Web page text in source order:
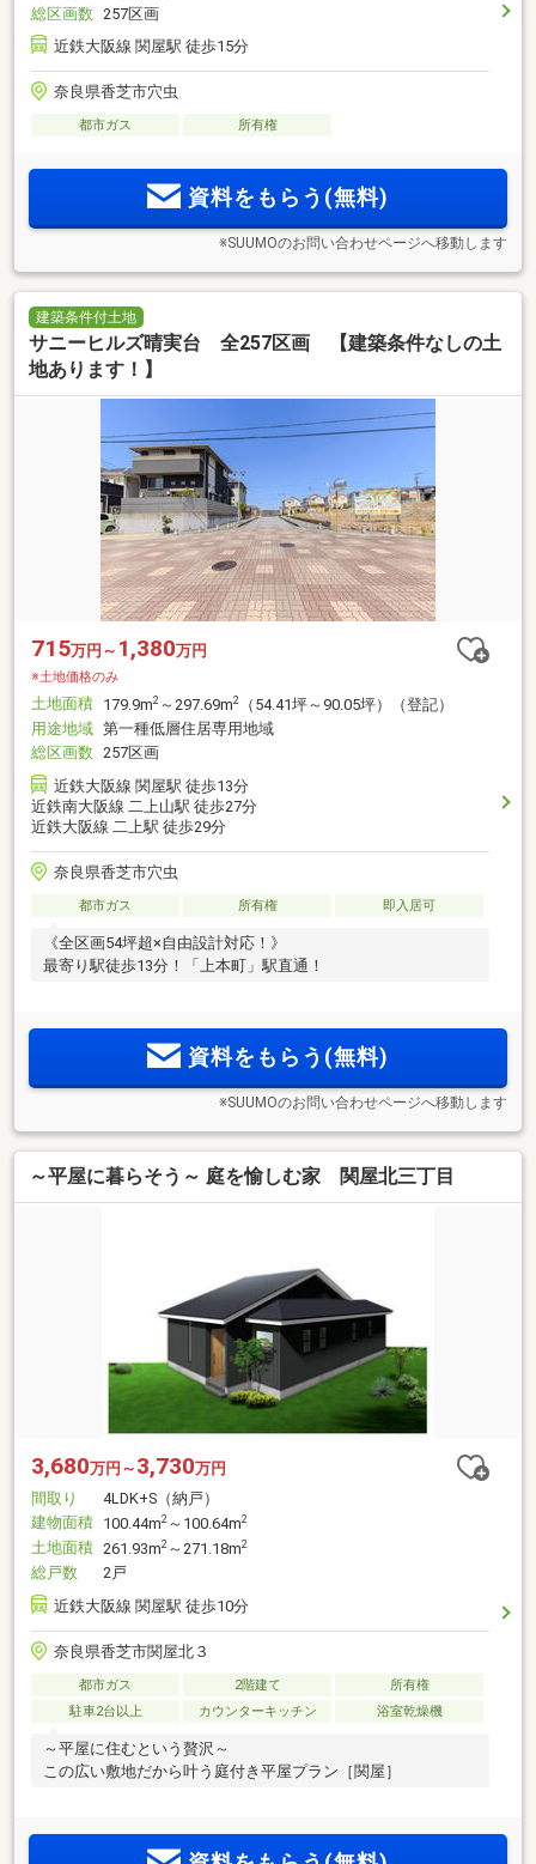
総区画数 257区画
近鉄大阪線 関屋駅 徒歩15分
奈良県香芝市穴虫
都市ガス 所有権
資料をもらう(無料)
※SUUMOのお問い合わせページへ移動します
建築条件付土地
サニーヒルズ晴実台 全257区画 【建築条件なしの土
地あります！】
715万円～ 1,380万円
※土地価格のみ
土地面積 179.9m2 ～297.69m2
（54.41坪～90.05坪）（登記）
用途地域 第一種低層住居専用地域
総区画数 257区画
近鉄大阪線 関屋駅 徒歩13分
近鉄南大阪線 二上山駅 徒歩27分
近鉄大阪線 二上駅 徒歩29分
奈良県香芝市穴虫
都市ガス 所有権 即入居可
《全区画54坪超×自由設計対応！》
最寄り駅徒歩13分！「上本町」駅直通！
資料をもらう(無料)
※SUUMOのお問い合わせページへ移動します
～平屋に暮らそう～ 庭を愉しむ家 関屋北三丁目
3,680万円～ 3,730万円
間取り
4LDK+S（納戸）
建物面積 100.44m2 ～100.64m2
土地面積 261.93m2 ～271.18m2
総戸数
2戸
近鉄大阪線 関屋駅 徒歩10分
奈良県香芝市関屋北３
都市ガス 2階建て
所有権
駐車2台以上
カウンターキッチン 浴室乾燥機
～平屋に住むという贅沢～
この広い敷地だから叶う庭付き平屋プラン［関屋］